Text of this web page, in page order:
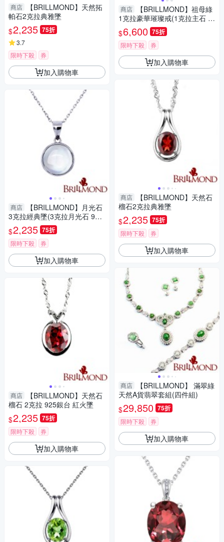
商店
【BRILLMOND】天然拓
帕石2克拉典雅墜
$2,235 75折
3.7
限時下殺
券
加入購物車
商店
【BRILLMOND】月光石
3克拉經典墜(3克拉月光石 925
銀鍍白K色台)
$2,235 75折
限時下殺 券
加入購物車
商店
【BRILLMOND】天然石
榴石 2克拉 925銀台 紅火墜
$2,235 75折
限時下殺 券
加入購物車
商店
【BRILLMOND】祖母綠
1克拉豪華璀璨戒(1克拉主石 9
25銀台)
$6,600 75折
限時下殺 券
加入購物車
商店
【BRILLMOND】天然石
榴石2克拉典雅墜
$2,235 75折
限時下殺 券
加入購物車
商店
【BRILLMOND】 滿翠綠
天然A貨翡翠套組(四件組)
$29,850 75折
限時下殺 券
加入購物車